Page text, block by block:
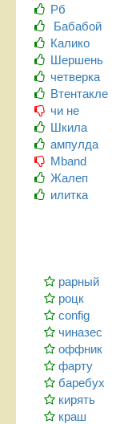
Рб
Бабабой
Калико
Шершень
четверка
Втентакле
чи не
Шкила
ампулда
Mband
Жалеп
илитка
рарный
роцк
config
чиназес
оффник
фарту
баребух
кирять
краш